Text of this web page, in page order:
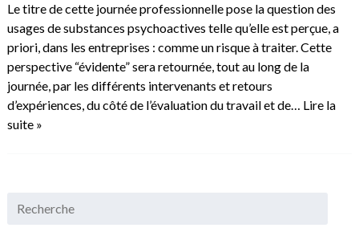
Le titre de cette journée professionnelle pose la question des
usages de substances psychoactives telle qu’elle est perçue, a
priori, dans les entreprises : comme un risque à traiter. Cette
perspective “évidente” sera retournée, tout au long de la
journée, par les différents intervenants et retours
d’expériences, du côté de l’évaluation du travail et de… Lire la
suite »